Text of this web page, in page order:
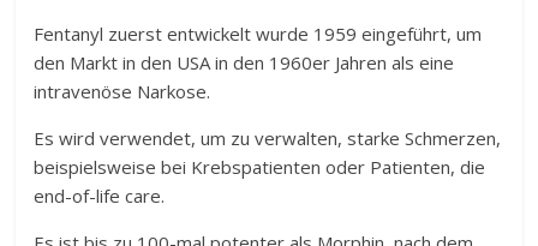
Fentanyl zuerst entwickelt wurde 1959 eingeführt, um
den Markt in den USA in den 1960er Jahren als eine
intravenöse Narkose.
Es wird verwendet, um zu verwalten, starke Schmerzen,
beispielsweise bei Krebspatienten oder Patienten, die
end-of-life care.